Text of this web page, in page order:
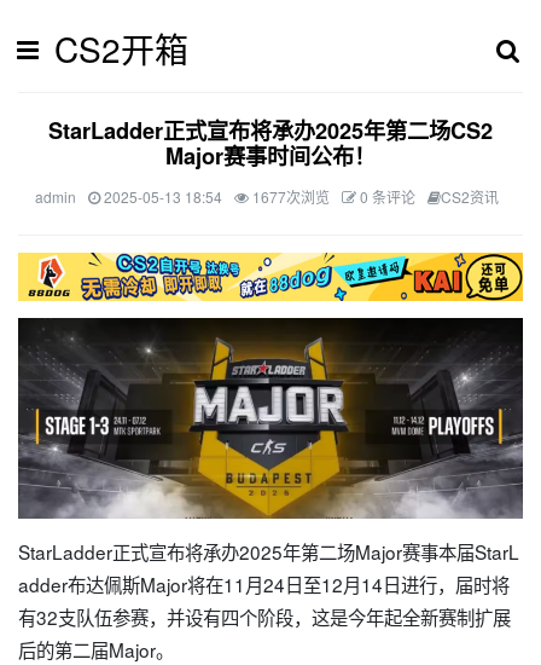
CS2开箱
StarLadder正式宣布将承办2025年第二场CS2
Major赛事时间公布！
admin 2025-05-13 18:54 1677次浏览 0 条评论 CS2资讯
StarLadder正式宣布将承办2025年第二场Major赛事本届StarL
adder布达佩斯Major将在11月24日至12月14日进行，届时将
有32支队伍参赛，并设有四个阶段，这是今年起全新赛制扩展
后的第二届Major。